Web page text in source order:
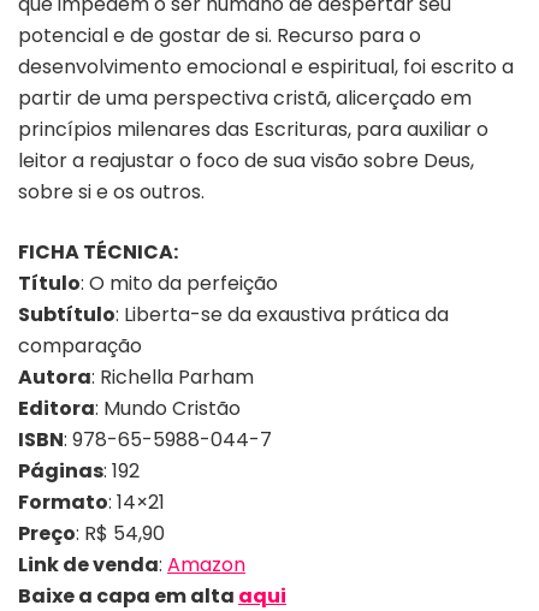
potencial e de gostar de si. Recurso para o
desenvolvimento emocional e espiritual, foi escrito a
partir de uma perspectiva cristã, alicerçado em
princípios milenares das Escrituras, para auxiliar o
leitor a reajustar o foco de sua visão sobre Deus,
sobre si e os outros.
FICHA TÉCNICA:
Título: O mito da perfeição
Subtítulo: Liberta-se da exaustiva prática da
comparação
Autora: Richella Parham
Editora: Mundo Cristão
ISBN: 978-65-5988-044-7
Páginas: 192
Formato: 14×21
Preço: R$ 54,90
Link de venda: Amazon
Baixe a capa em alta aqui